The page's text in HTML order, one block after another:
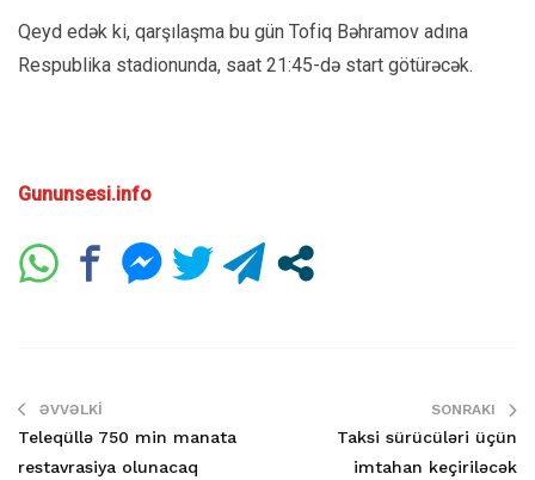
Qeyd edək ki, qarşılaşma bu gün Tofiq Bəhramov adına
Respublika stadionunda, saat 21:45-də start götürəcək.
Gununsesi.info
ƏVVƏLKI
Teleqüllə 750 min manata
restavrasiya olunacaq
SONRAKI
Taksi sürücüləri üçün
imtahan keçiriləcək